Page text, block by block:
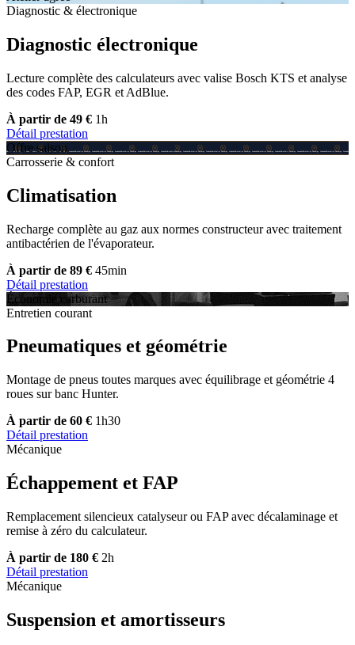
Diagnostic & électronique
Diagnostic électronique
Lecture complète des calculateurs avec valise Bosch KTS et analyse
des codes FAP, EGR et AdBlue.
À partir de 49 € 1h
Détail prestation
Offre saison
Carrosserie & confort
Climatisation
Recharge complète au gaz aux normes constructeur avec traitement
antibactérien de l'évaporateur.
À partir de 89 € 45min
Détail prestation
Économie carburant
Entretien courant
Pneumatiques et géométrie
Montage de pneus toutes marques avec équilibrage et géométrie 4
roues sur banc Hunter.
À partir de 60 € 1h30
Détail prestation
Mécanique
Échappement et FAP
Remplacement silencieux catalyseur ou FAP avec décalaminage et
remise à zéro du calculateur.
À partir de 180 € 2h
Détail prestation
Mécanique
Suspension et amortisseurs